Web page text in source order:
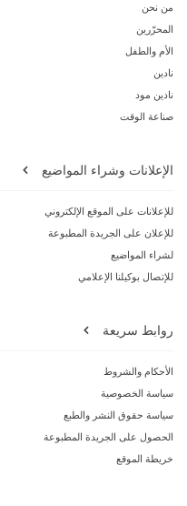
من نحن
المحرّرين
الأم والطفل
نادين
نادين مود
صناعة الوقت
الإعلانات وشراء المواضيع
للإعلانات على الموقع الإلكتروني
للإعلان على الجريدة المطبوعة
لشراء المواضيع
للإتصال بوكيلنا الإعلامي
روابط سريعة
الأحكام والشروط
سياسة الخصوصية
سياسة حقوق النشر والطبع
الحصول على الجريدة المطبوعة
خريطة الموقع